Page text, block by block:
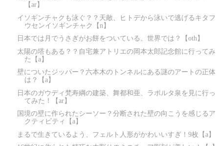
【ar】
イソギンチャクも泳ぐ？？天敵、ヒトデから泳いで逃げるキタフ
ウセンイソギンチャク【n】
日本では月でうさぎがお餅をついている。世界では？【oth】
太陽の塔もある？？自宅兼アトリエの岡本太郎記念館に行ってみ
た【a】
壁についたジッパー？六本木のトンネルにある謎のアートの正体
は？【a】
日本のガウディ梵寿綱の建築、舞都和亜、ラポルタ泉を見に行っ
てみた！【ar】
国境の壁に作られたシーソー？分断された壁の向こうを感じるア
クティビティ【a】
まるで生きているよう、フェルト人形がかわいいすぎ！9枚【a】